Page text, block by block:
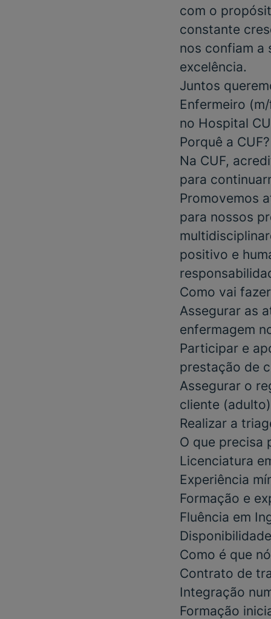
com o
constante
nos confiam a
excelência.
Juntos
Enfermeiro
no Hospital
Porquê a CUF?
Na CUF,
para
Promovemos
para nossos
positivo e
Como vai
Assegurar as
enfermagem
Participar e
prestação de
Assegurar o
cliente
Realizar a
O que precisa
Licenciatura
Experiência
Formação e
Fluência em
Como é que
Contrato de
Integração
Formação